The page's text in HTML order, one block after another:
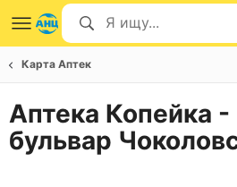
Карта Аптек
Аптека Копейка -
бульвар